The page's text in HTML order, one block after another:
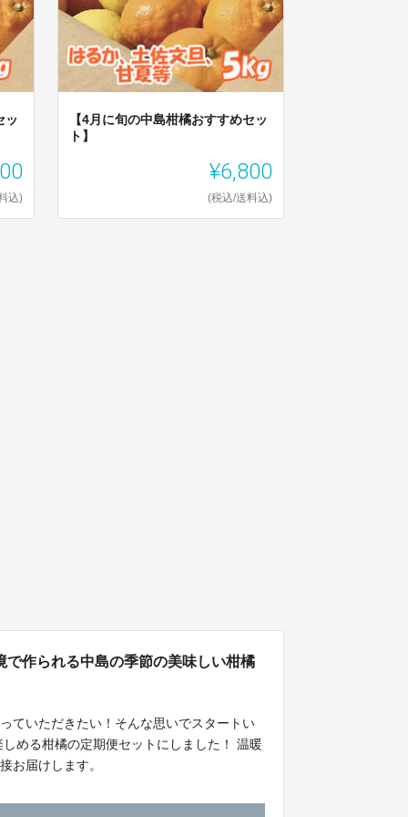
ッ
込)
【4月に旬の中島柑橘おすすめセッ
ト】
¥6,800
(税込/送料込)
作られる中島の季節の美味しい柑橘
ていただきたい！そんな思いでスタートい
める柑橘の定期便セットにしました！ 温暖
お届けします。